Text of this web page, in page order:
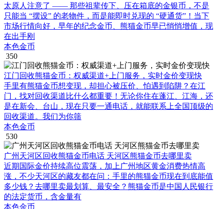
太原人注意了 —— 那些祖辈传下、压在箱底的金银币，不是
只能当 “摆设” 的老物件，而是能即时兑现的 “硬通货”！当下
市场行情向好，早年的纪念金币、熊猫金币早已悄悄增值，现
在出手刚
本色金币
350
江门回收熊猫金币：权威渠道+上门服务，实时金价变现快
手里有熊猫金币想变现，却担心被压价、怕遇到陷阱？在江
门，找对回收渠道比什么都重要！无论你住在蓬江、江海，还
是在新会、台山，现在只要一通电话，就能联系上全国顶级的
回收渠道。我们为你筛
本色金币
530
广州天河区回收熊猫金币电话 天河区熊猫金币去哪里卖
近期国际金价持续高位震荡，加上广州地区黄金消费热情高
涨，不少天河区的藏友都在问：手里的熊猫金币现在到底能值
多少钱？去哪里卖最划算、最安全？熊猫金币是中国人民银行
的法定货币，含金量有
本色金币